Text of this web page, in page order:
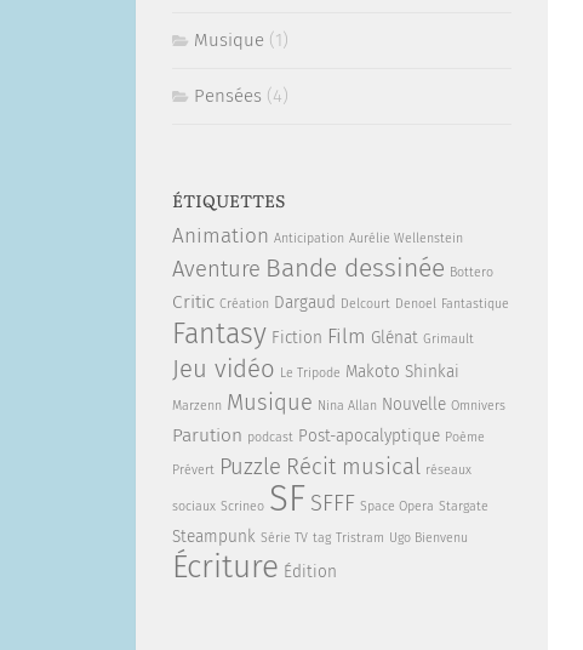
Musique (1)
Pensées (4)
ÉTIQUETTES
Animation Anticipation Aurélie Wellenstein
Aventure Bande dessinée Bottero
Critic Création Dargaud Delcourt Denoel Fantastique
Fantasy Fiction Film Glénat Grimault
Jeu vidéo Le Tripode Makoto Shinkai
Marzenn Musique Nina Allan Nouvelle Omnivers
Parution podcast Post-apocalyptique Poème
Prévert Puzzle Récit musical réseaux
sociaux Scrineo SF SFFF Space Opera Stargate
Steampunk Série TV tag Tristram Ugo Bienvenu
Écriture Édition